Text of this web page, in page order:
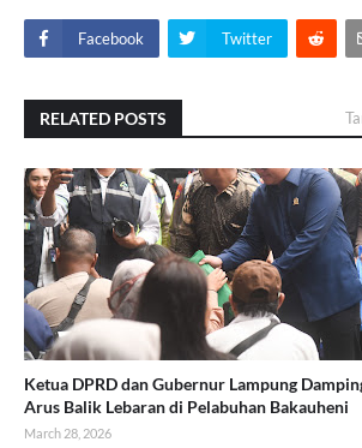
Facebook Twitter
RELATED POSTS
Ketua DPRD dan Gubernur Lampung
Arus Balik Lebaran di Pelabuhan Bakauheni
March 28, 2026